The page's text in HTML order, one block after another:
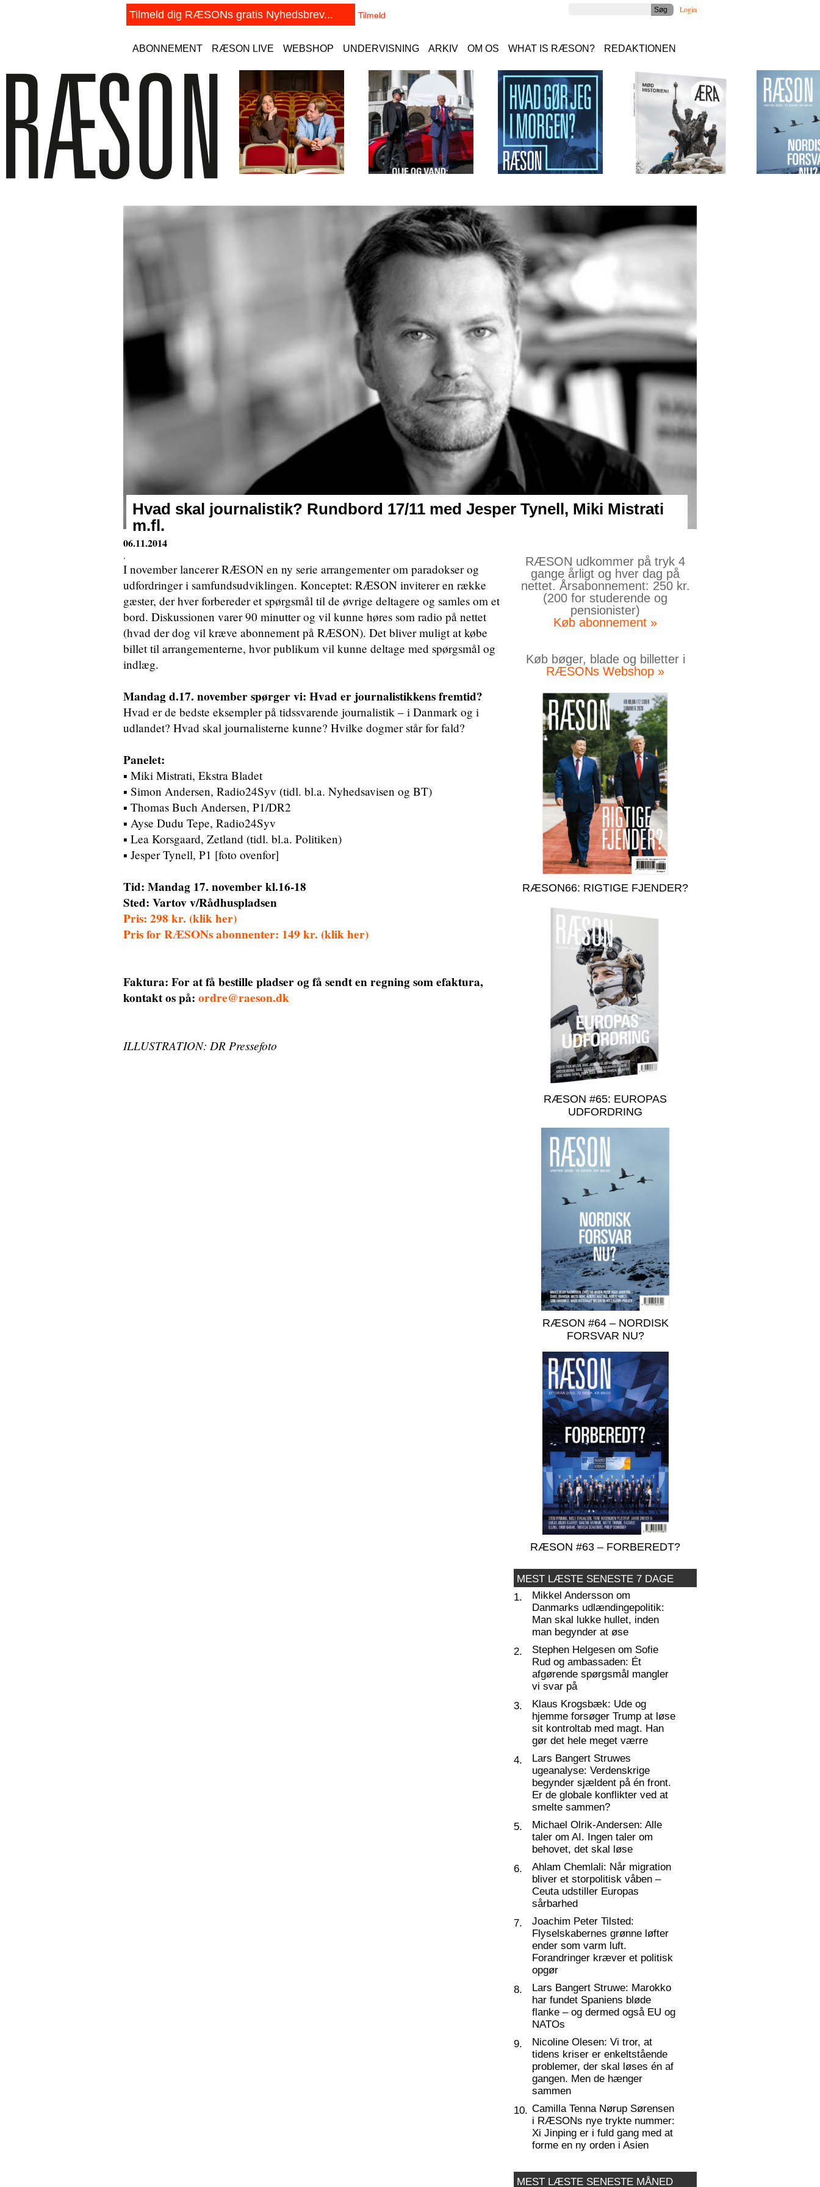
Login
ABONNEMENT RÆSON LIVE WEBSHOP UNDERVISNING ARKIV OM OS WHAT IS RÆSON? REDAKTIONEN
Hvad skal journalistik? Rundbord 17/11 med Jesper Tynell, Miki Mistrati
m.fl.
06.11.2014
.
I november lancerer RÆSON en ny serie arrangementer om paradokser og
udfordringer i samfundsudviklingen. Konceptet: RÆSON inviterer en række
gæster, der hver forbereder et spørgsmål til de øvrige deltagere og samles om et
bord. Diskussionen varer 90 minutter og vil kunne høres som radio på nettet
(hvad der dog vil kræve abonnement på RÆSON). Det bliver muligt at købe
billet til arrangementerne, hvor publikum vil kunne deltage med spørgsmål og
indlæg.
Mandag d.17. november spørger vi: Hvad er journalistikkens fremtid?
Hvad er de bedste eksempler på tidssvarende journalistik – i Danmark og i
udlandet? Hvad skal journalisterne kunne? Hvilke dogmer står for fald?
Panelet:
▪ Miki Mistrati, Ekstra Bladet
▪ Simon Andersen, Radio24Syv (tidl. bl.a. Nyhedsavisen og BT)
▪ Thomas Buch Andersen, P1/DR2
▪ Ayse Dudu Tepe, Radio24Syv
▪ Lea Korsgaard, Zetland (tidl. bl.a. Politiken)
▪ Jesper Tynell, P1 [foto ovenfor]
Tid: Mandag 17. november kl.16-18
Sted: Vartov v/Rådhuspladsen
Pris: 298 kr. (klik her)
Pris for RÆSONs abonnenter: 149 kr. (klik her)
Faktura: For at få bestille pladser og få sendt en regning som efaktura,
kontakt os på: ordre@raeson.dk
ILLUSTRATION: DR Pressefoto
RÆSON udkommer på tryk 4
gange årligt og hver dag på
nettet. Årsabonnement: 250 kr.
(200 for studerende og
pensionister)
Køb abonnement »
Køb bøger, blade og billetter i
RÆSONs Webshop »
RÆSON66: RIGTIGE FJENDER?
RÆSON #65: EUROPAS
UDFORDRING
RÆSON #64 – NORDISK
FORSVAR NU?
RÆSON #63 – FORBEREDT?
MEST LÆSTE SENESTE 7 DAGE
1.
Mikkel Andersson om
Danmarks udlændingepolitik:
Man skal lukke hullet, inden
man begynder at øse
2.
Stephen Helgesen om Sofie
Rud og ambassaden: Ét
afgørende spørgsmål mangler
vi svar på
3.
Klaus Krogsbæk: Ude og
hjemme forsøger Trump at løse
sit kontroltab med magt. Han
gør det hele meget værre
4.
Lars Bangert Struwes
ugeanalyse: Verdenskrige
begynder sjældent på én front.
Er de globale konflikter ved at
smelte sammen?
5.
Michael Olrik-Andersen: Alle
taler om AI. Ingen taler om
behovet, det skal løse
6.
Ahlam Chemlali: Når migration
bliver et storpolitisk våben –
Ceuta udstiller Europas
sårbarhed
7.
Joachim Peter Tilsted:
Flyselskabernes grønne løfter
ender som varm luft.
Forandringer kræver et politisk
opgør
8.
Lars Bangert Struwe: Marokko
har fundet Spaniens bløde
flanke – og dermed også EU og
NATOs
9.
Nicoline Olesen: Vi tror, at
tidens kriser er enkeltstående
problemer, der skal løses én af
gangen. Men de hænger
sammen
10. Camilla Tenna Nørup Sørensen
i RÆSONs nye trykte nummer:
Xi Jinping er i fuld gang med at
forme en ny orden i Asien
MEST LÆSTE SENESTE MÅNED